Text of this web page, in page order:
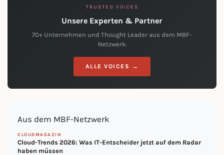
TRUSTED VOICES
Unsere Experten & Partner
70+ Unternehmen und Thought Leader aus dem MBF-
Netzwerk.
ALLE VOICES →
Aus dem MBF-Netzwerk
CLOUDMAGAZIN
Cloud-Trends 2026: Was IT-Entscheider jetzt auf dem Radar
haben müssen